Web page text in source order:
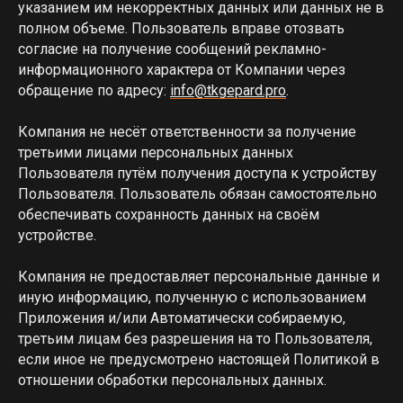
указанием им некорректных данных или данных не в
полном объеме. Пользователь вправе отозвать
согласие на получение сообщений рекламно-
информационного характера от Компании через
обращение по адресу: info@tkgepard.pro.
Компания не несёт ответственности за получение
третьими лицами персональных данных
Пользователя путём получения доступа к устройству
Пользователя. Пользователь обязан самостоятельно
обеспечивать сохранность данных на своём
устройстве.
Компания не предоставляет персональные данные и
иную информацию, полученную с использованием
Приложения и/или Автоматически собираемую,
третьим лицам без разрешения на то Пользователя,
если иное не предусмотрено настоящей Политикой в
отношении обработки персональных данных.